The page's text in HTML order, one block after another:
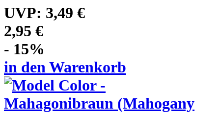
UVP: 3,49 €
2,95 €
- 15%
in den Warenkorb